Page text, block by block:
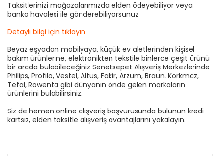
Taksitlerinizi mağazalarımızda elden ödeyebiliyor veya
banka havalesi ile gönderebiliyorsunuz
Detaylı bilgi için tıklayın
Beyaz eşyadan mobilyaya, küçük ev aletlerinden kişisel
bakım ürünlerine, elektronikten tekstile binlerce çeşit ürünü
bir arada bulabileceğiniz Senetsepet Alışveriş Merkezlerinde
Philips, Profilo, Vestel, Altus, Fakir, Arzum, Braun, Korkmaz,
Tefal, Rowenta gibi dünyanın önde gelen markaların
ürünlerini bulabilirsiniz.
Siz de hemen online alışveriş başvurusunda bulunun kredi
kartsız, elden taksitle alışveriş avantajlarını yakalayın.